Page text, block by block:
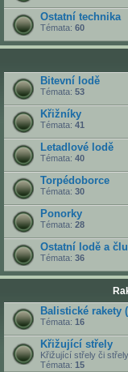
Ostatní technika
Témata: 60
Bitevní lodě
Témata: 53
Křižníky
Témata: 41
Letadlové lodě
Témata: 40
Torpédoborce
Témata: 30
Ponorky
Témata: 28
Ostatní lodě a
Témata: 36
Balistické rakety
Témata: 16
Křižující střely
Křižující střely či
Témata: 15